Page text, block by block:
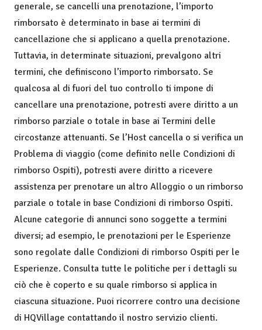
generale, se cancelli una prenotazione, l’importo
rimborsato è determinato in base ai termini di
cancellazione che si applicano a quella prenotazione.
Tuttavia, in determinate situazioni, prevalgono altri
termini, che definiscono l’importo rimborsato. Se
qualcosa al di fuori del tuo controllo ti impone di
cancellare una prenotazione, potresti avere diritto a un
rimborso parziale o totale in base ai Termini delle
circostanze attenuanti. Se l’Host cancella o si verifica un
Problema di viaggio (come definito nelle Condizioni di
rimborso Ospiti), potresti avere diritto a ricevere
assistenza per prenotare un altro Alloggio o un rimborso
parziale o totale in base Condizioni di rimborso Ospiti.
Alcune categorie di annunci sono soggette a termini
diversi; ad esempio, le prenotazioni per le Esperienze
sono regolate dalle Condizioni di rimborso Ospiti per le
Esperienze. Consulta tutte le politiche per i dettagli su
ciò che è coperto e su quale rimborso si applica in
ciascuna situazione. Puoi ricorrere contro una decisione
di HQVillage contattando il nostro servizio clienti.